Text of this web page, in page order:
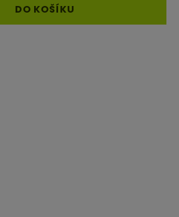
DO KOŠÍKU